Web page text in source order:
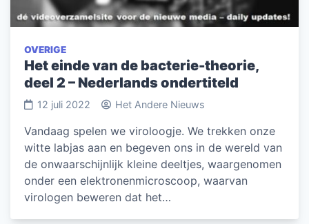
OVERIGE
Het einde van de bacterie-theorie,
deel 2 – Nederlands ondertiteld
12 juli 2022 Het Andere Nieuws
Vandaag spelen we viroloogje. We trekken onze
witte labjas aan en begeven ons in de wereld van
de onwaarschijnlijk kleine deeltjes, waargenomen
onder een elektronenmicroscoop, waarvan
virologen beweren dat het…